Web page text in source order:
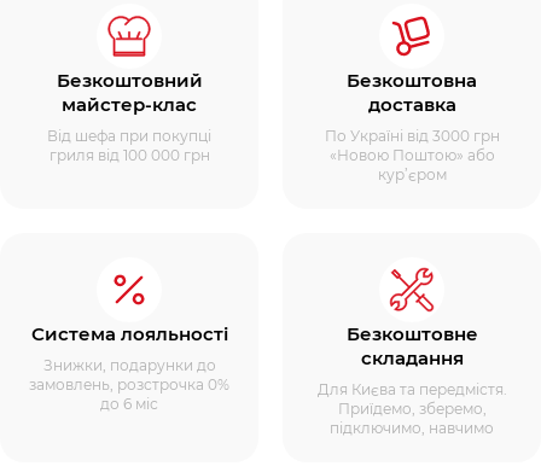
Безкоштовний
майстер-клас
Від шефа при покупці
гриля від 100 000 грн
Безкоштовна
доставка
По Україні від 3000 грн
«Новою Поштою» або
кур’єром
Система лояльності
Знижки, подарунки до
замовлень, розстрочка 0%
до 6 міс
Безкоштовне
складання
Для Києва та передмістя.
Приїдемо, зберемо,
підключимо, навчимо